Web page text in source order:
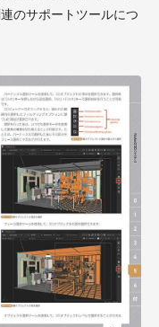
のサポートツールにつ